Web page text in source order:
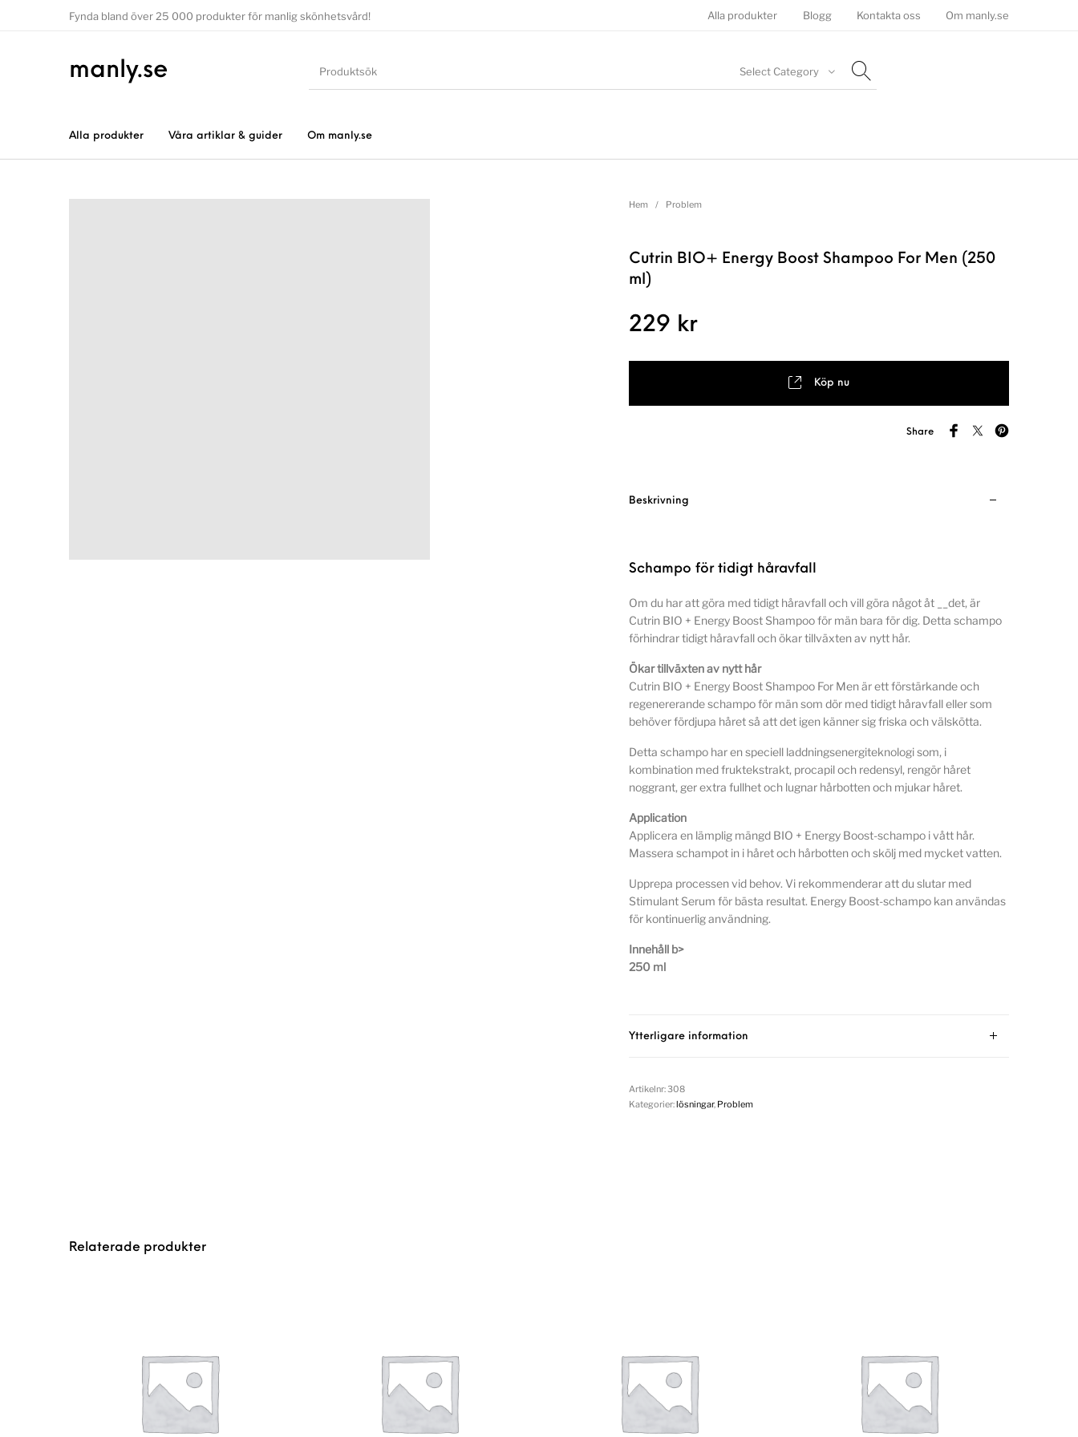
Fynda bland över 25 000 produkter för manlig skönhetsvård! Alla produkter Blogg Kontakta oss Om manly.se
manly.se Select Category
Alla produkter Våra artiklar & guider Om manly.se
Hem / Problem
Cutrin BIO+ Energy Boost Shampoo For Men (250
ml)
229 kr
Köp nu
Share
Beskrivning
Schampo för tidigt håravfall
Om du har att göra med tidigt håravfall och vill göra något åt __det, är
Cutrin BIO + Energy Boost Shampoo för män bara för dig. Detta schampo
förhindrar tidigt håravfall och ökar tillväxten av nytt hår.
Ökar tillväxten av nytt hår
Cutrin BIO + Energy Boost Shampoo For Men är ett förstärkande och
regenererande schampo för män som dör med tidigt håravfall eller som
behöver fördjupa håret så att det igen känner sig friska och välskötta.
Detta schampo har en speciell laddningsenergiteknologi som, i
kombination med fruktekstrakt, procapil och redensyl, rengör håret
noggrant, ger extra fullhet och lugnar hårbotten och mjukar håret.
Application
Applicera en lämplig mängd BIO + Energy Boost-schampo i vått hår.
Massera schampot in i håret och hårbotten och skölj med mycket vatten.
Upprepa processen vid behov. Vi rekommenderar att du slutar med
Stimulant Serum för bästa resultat. Energy Boost-schampo kan användas
för kontinuerlig användning.
Innehåll b>
250 ml
Ytterligare information
Artikelnr:308
Kategorier:lösningar, Problem
Relaterade produkter